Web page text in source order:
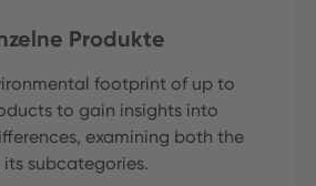
Produkte
footprint of up to
to gain insights into
examining both the
subcategories.